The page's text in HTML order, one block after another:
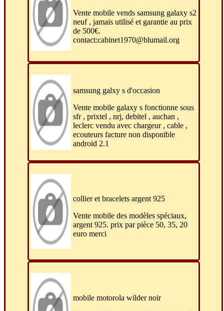
Vente mobile vends samsung galaxy s2
neuf , jamais utilisé et garantie au prix
de 500€.
contact:cabinet1970@blumail.org
samsung galxy s d'occasion
Vente mobile galaxy s fonctionne sous
sfr , prixtel , nrj, debitel , auchan ,
leclerc vendu avec chargeur , cable ,
ecouteurs facture non disponible
android 2.1
collier et bracelets argent 925
Vente mobile des modèles spéciaux,
argent 925. prix par pièce 50, 35, 20
euro merci
mobile motorola wilder noir